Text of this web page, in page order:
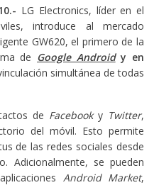
LG Electronics, líder en el
introduce al mercado
GW620, el primero de la
de Google Androidy en
simultánea de todas
de Facebooky Twitter,
del móvil. Esto permite
de las redes sociales desde
Adicionalmente, se pueden
Android Market,